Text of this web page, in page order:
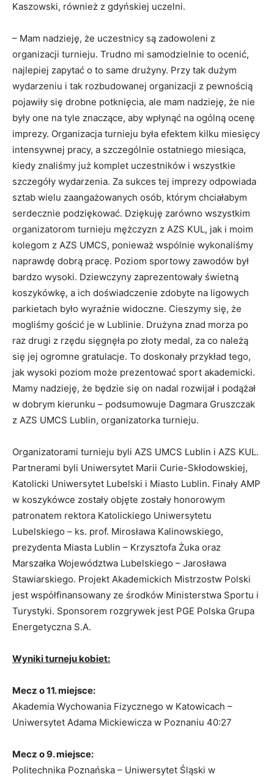
Kaszowski, również z gdyńskiej uczelni.
– Mam nadzieję, że uczestnicy są zadowoleni z
organizacji turnieju. Trudno mi samodzielnie to ocenić,
najlepiej zapytać o to same drużyny. Przy tak dużym
wydarzeniu i tak rozbudowanej organizacji z pewnością
pojawiły się drobne potknięcia, ale mam nadzieję, że nie
były one na tyle znaczące, aby wpłynąć na ogólną ocenę
imprezy. Organizacja turnieju była efektem kilku miesięcy
intensywnej pracy, a szczególnie ostatniego miesiąca,
kiedy znaliśmy już komplet uczestników i wszystkie
szczegóły wydarzenia. Za sukces tej imprezy odpowiada
sztab wielu zaangażowanych osób, którym chciałabym
serdecznie podziękować. Dziękuję zarówno wszystkim
organizatorom turnieju mężczyzn z AZS KUL, jak i moim
kolegom z AZS UMCS, ponieważ wspólnie wykonaliśmy
naprawdę dobrą pracę. Poziom sportowy zawodów był
bardzo wysoki. Dziewczyny zaprezentowały świetną
koszykówkę, a ich doświadczenie zdobyte na ligowych
parkietach było wyraźnie widoczne. Cieszymy się, że
mogliśmy gościć je w Lublinie. Drużyna znad morza po
raz drugi z rzędu sięgnęła po złoty medal, za co należą
się jej ogromne gratulacje. To doskonały przykład tego,
jak wysoki poziom może prezentować sport akademicki.
Mamy nadzieję, że będzie się on nadal rozwijał i podążał
w dobrym kierunku – podsumowuje Dagmara Gruszczak
z AZS UMCS Lublin, organizatorka turnieju.
Organizatorami turnieju byli AZS UMCS Lublin i AZS KUL.
Partnerami byli Uniwersytet Marii Curie-Skłodowskiej,
Katolicki Uniwersytet Lubelski i Miasto Lublin. Finały AMP
w koszykówce zostały objęte zostały honorowym
patronatem rektora Katolickiego Uniwersytetu
Lubelskiego – ks. prof. Mirosława Kalinowskiego,
prezydenta Miasta Lublin – Krzysztofa Żuka oraz
Marszałka Województwa Lubelskiego – Jarosława
Stawiarskiego. Projekt Akademickich Mistrzostw Polski
jest współfinansowany ze środków Ministerstwa Sportu i
Turystyki. Sponsorem rozgrywek jest PGE Polska Grupa
Energetyczna S.A.
Wyniki turneju kobiet:
Mecz o 11. miejsce:
Akademia Wychowania Fizycznego w Katowicach –
Uniwersytet Adama Mickiewicza w Poznaniu 40:27
Mecz o 9. miejsce:
Politechnika Poznańska – Uniwersytet Śląski w